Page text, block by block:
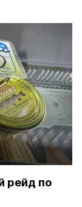
рейд по